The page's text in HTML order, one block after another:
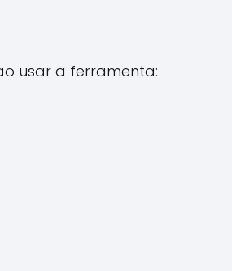
usar a ferramenta: